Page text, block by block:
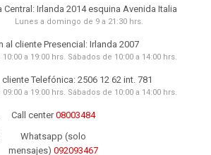
Central: Irlanda 2014 esquina Avenida Italia
Lunes a domingo de 9 a 21:30 hrs.
al cliente Presencial: Irlanda 2007
a 19:00 hrs. Sábados de 10:00 a 14:00 hrs.
Telefónica: 2506 12 62 int. 781
a 19:00 hrs. Sábados de 10:00 a 14:00 hrs.
Call center08003484
Whatsapp (solo
mensajes) 092093467